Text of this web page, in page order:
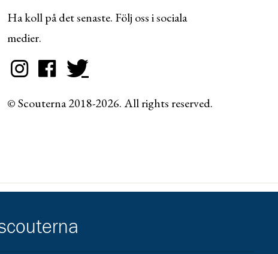
Ha koll på det senaste. Följ oss i sociala
medier.
© Scouterna 2018-2026. All rights reserved.